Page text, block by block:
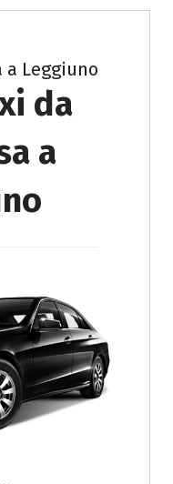
a Leggiuno
da
a